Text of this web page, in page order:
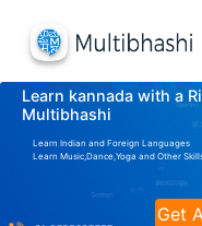
Learn kannada with a
Multibhashi
Learn Indian and Foreign Languages
Learn Music,Dance,Yoga and Other
Get